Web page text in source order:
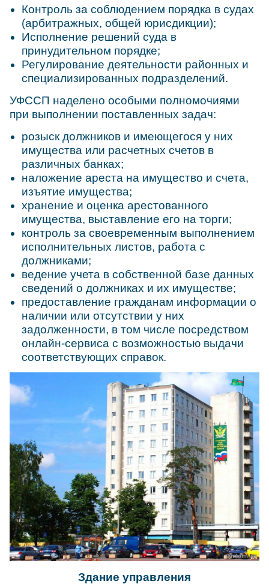
Контроль за соблюдением порядка в судах
(арбитражных, общей юрисдикции);
Исполнение решений суда в
принудительном порядке;
Регулирование деятельности районных и
специализированных подразделений.
УФССП наделено особыми полномочиями
при выполнении поставленных задач:
розыск должников и имеющегося у них
имущества или расчетных счетов в
различных банках;
наложение ареста на имущество и счета,
изъятие имущества;
хранение и оценка арестованного
имущества, выставление его на торги;
контроль за своевременным выполнением
исполнительных листов, работа с
должниками;
ведение учета в собственной базе данных
сведений о должниках и их имуществе;
предоставление гражданам информации о
наличии или отсутствии у них
задолженности, в том числе посредством
онлайн-сервиса с возможностью выдачи
соответствующих справок.
Здание управления